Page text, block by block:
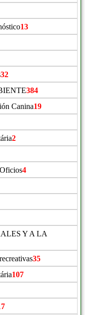
13
32
384
Canina19
2
4
Y A LA
35
107